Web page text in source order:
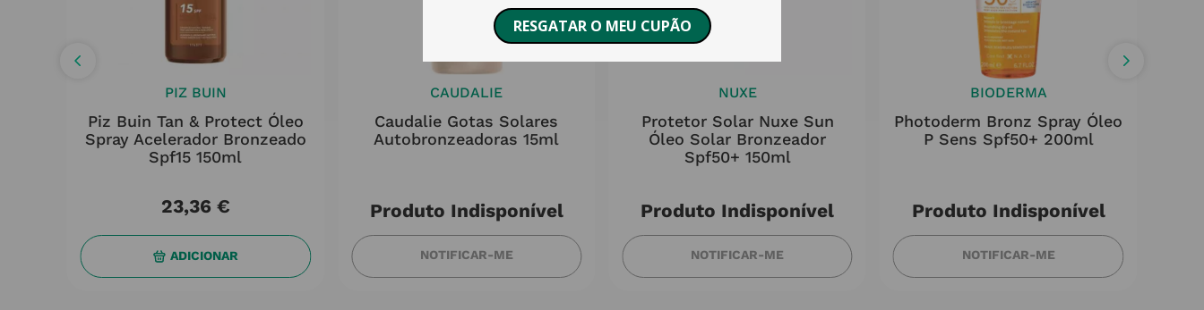
PIZ BUIN
Piz Buin Tan & Protect Óleo
Spray Acelerador Bronzeado
Spf15 150ml
23,36 €
ADICIONAR
CAUDALIE
Caudalie Gotas Solares
Autobronzeadoras 15ml
Produto Indisponível
NOTIFICAR-ME
NUXE
Protetor Solar Nuxe Sun
Óleo Solar Bronzeador
Spf50+ 150ml
Produto Indisponível
NOTIFICAR-ME
BIODERMA
Photoderm Bronz Spray Óleo
P Sens Spf50+ 200ml
Produto Indisponível
NOTIFICAR-ME